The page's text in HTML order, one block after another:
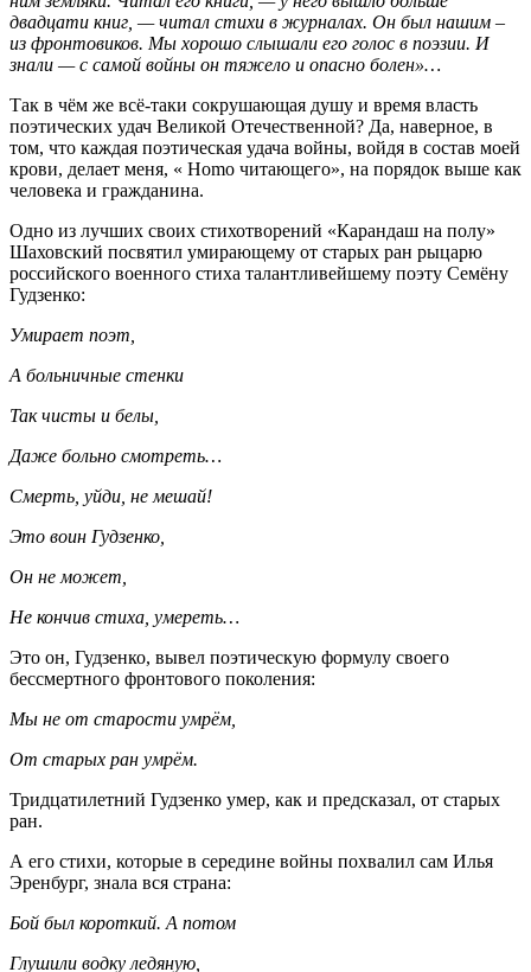
двадцати книг, — читал стихи в журналах. Он был нашим –
из фронтовиков. Мы хорошо слышали его голос в поэзии. И
знали — с самой войны он тяжело и опасно болен»…
Так в чём же всё-таки сокрушающая душу и время власть
поэтических удач Великой Отечественной? Да, наверное, в
том, что каждая поэтическая удача войны, войдя в состав моей
крови, делает меня, « Homo читающего», на порядок выше как
человека и гражданина.
Одно из лучших своих стихотворений «Карандаш на полу»
Шаховский посвятил умирающему от старых ран рыцарю
российского военного стиха талантливейшему поэту Семёну
Гудзенко:
Умирает поэт,
А больничные стенки
Так чисты и белы,
Даже больно смотреть…
Смерть, уйди, не мешай!
Это воин Гудзенко,
Он не может,
Не кончив стиха, умереть…
Это он, Гудзенко, вывел поэтическую формулу своего
бессмертного фронтового поколения:
Мы не от старости умрём,
От старых ран умрём.
Тридцатилетний Гудзенко умер, как и предсказал, от старых
ран.
А его стихи, которые в середине войны похвалил сам Илья
Эренбург, знала вся страна:
Бой был короткий. А потом
Глушили водку ледяную,